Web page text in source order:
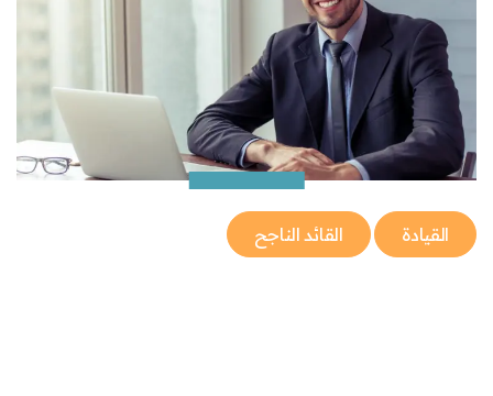
القيادة القائد الناجح